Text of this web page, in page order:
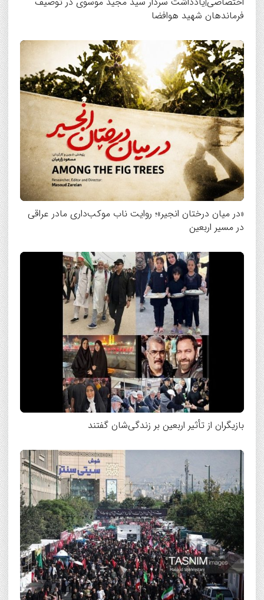
فرماندهان شهید هوافضا
«در میان درختان انجیر»؛ روایت ناب موکب‌داری مادر عراقی
در مسیر اربعین
بازیگران از تأثیر اربعین بر زندگی‌شان گفتند